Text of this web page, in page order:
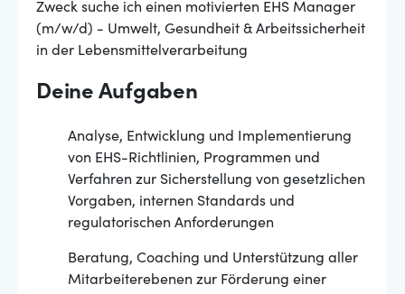
Zweck suche ich einen motivierten EHS Manager
(m/w/d) - Umwelt, Gesundheit & Arbeitssicherheit
in der Lebensmittelverarbeitung
Deine Aufgaben
Analyse, Entwicklung und Implementierung
von EHS-Richtlinien, Programmen und
Verfahren zur Sicherstellung von gesetzlichen
Vorgaben, internen Standards und
regulatorischen Anforderungen
Beratung, Coaching und Unterstützung aller
Mitarbeiterebenen zur Förderung einer